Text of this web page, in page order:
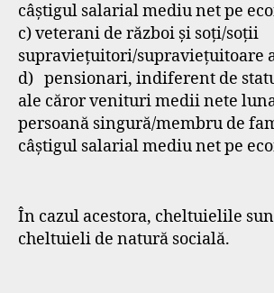
câştigul salarial mediu net pe
c) veterani de război şi soţi/soţii
supravieţuitori/supravieţuitoare
d) pensionari, indiferent de
ale căror venituri medii nete
persoană singură/membru de
câştigul salarial mediu net pe
În cazul acestora, cheltuielile
cheltuieli de natură socială.